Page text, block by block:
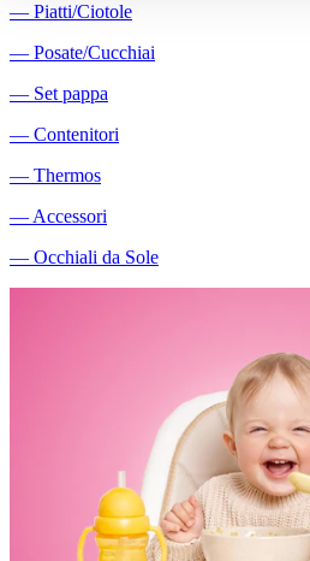
― Piatti/Ciotole
― Posate/Cucchiai
― Set pappa
― Contenitori
― Thermos
― Accessori
― Occhiali da Sole